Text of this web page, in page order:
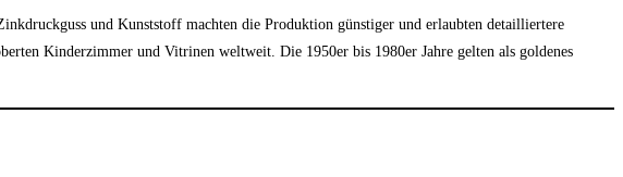
und Kunststoff machten die Produktion günstiger und erlaubten detailliertere
Kinderzimmer und Vitrinen weltweit. Die 1950er bis 1980er Jahre gelten als goldenes